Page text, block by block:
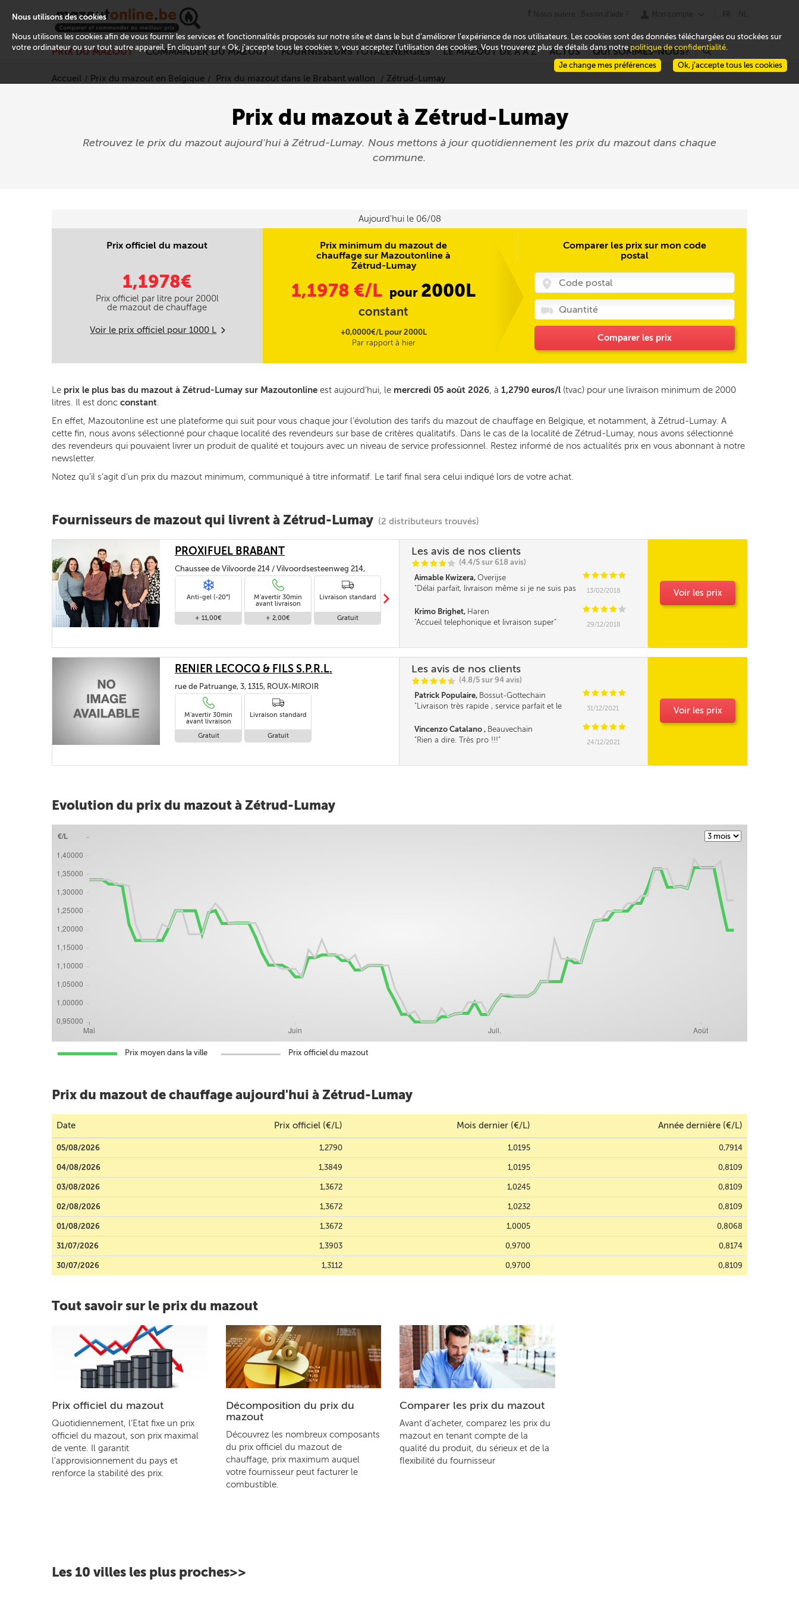
PRIX DU MAZOUT COMMANDER DU MAZOUT FOURNISSEURS TOTALENERGIES LE MAZOUT DE A À Z ACTUS QUI SOMMES-NOUS? r
Accueil Prix du mazout en Belgique Prix du mazout dans le Brabant wallon Zétrud-Lumay
Prix du mazout à Zétrud-Lumay
Retrouvez le prix du mazout aujourd'hui à Zétrud-Lumay. Nous mettons à jour quotidiennement les prix du mazout dans chaque
commune.
Aujourd'hui le 06/08
Prix officiel du mazout
1,1978€
Prix officiel par litre pour 2000l
de mazout de chauffage
Voir le prix officiel pour1000 L m
Prix minimum du mazout de
chauffage sur Mazoutonline à
Zétrud-Lumay
1,1978 €/L pour 2000L
constant
+0,0000€/L pour 2000L
Par rapport à hier
Comparer les prix sur mon code
postal
Comparer les prix
Le prix le plus bas du mazout à Zétrud-Lumay sur Mazoutonline est aujourd’hui, le mercredi 05 août 2026, à 1,2790 euros/l (tvac) pour une livraison minimum de 2000
litres. Il est donc constant.
En effet, Mazoutonline est une plateforme qui suit pour vous chaque jour l’évolution des tarifs du mazout de chauffage en Belgique, et notamment, à Zétrud-Lumay. A
cette fin, nous avons sélectionné pour chaque localité des revendeurs sur base de critères qualitatifs. Dans le cas de la localité de Zétrud-Lumay, nous avons sélectionné
des revendeurs qui pouvaient livrer un produit de qualité et toujours avec un niveau de service professionnel. Restez informé de nos actualités prix en vous abonnant à notre
newsletter.
Notez qu’il s’agit d’un prix du mazout minimum, communiqué à titre informatif. Le tarif final sera celui indiqué lors de votre achat.
Fournisseurs de mazout qui livrent à Zétrud-Lumay (2 distributeurs trouvés)
PROXIFUEL BRABANT
Chaussee de Vilvoorde 214 / Vilvoordsesteenweg 214,
1120, BRUXELLES / BRUSSEL
Anti-gel (-20°)
+ 11,00€
M'avertir 30min
avant livraison
+ 2,00€
Livraison standard
Gratuit
Gratuit
m
Les avis de nos clients
CCCC C (4.4/5 sur 618 avis)
Aimable Kwizera, Overijse CCCCC
Délai parfait, livraison même si je ne suis pas
13/02/2018
Krimo Brighet, Haren CCCC C
Accueil telephonique et livraison super
29/12/2018
Voir les prix
RENIER LECOCQ & FILS S.P.R.L.
rue de Patruange, 3, 1315, ROUX-MIROIR
M'avertir 30min
avant livraison
Gratuit
Livraison standard
Gratuit
Les avis de nos clients
CCCCi
@ (4.8/5 sur 94 avis)
Patrick Populaire, Bossut-Gottechain CCCCC
Livraison très rapide , service parfait et le
c'est le prix bas d'une bonne central d'achat , à
recommander . Merci ***
31/12/2021
Vincenzo Catalano , Beauvechain CCCCC
Rien a dire. Très pro !!!
24/12/2021
Voir les prix
Evolution du prix du mazout à Zétrud-Lumay
Prix moyen dans la ville Prix officiel du mazout
Prix du mazout de chauffage aujourd'hui à Zétrud-Lumay
Date Prix officiel (€/L) Mois dernier (€/L) Année dernière (€/L)
05/08/2026 1,2790 1,0195 0,7914
04/08/2026 1,3849 1,0195 0,8109
03/08/2026 1,3672 1,0245 0,8109
02/08/2026 1,3672 1,0232 0,8109
01/08/2026 1,3672 1,0005 0,8068
31/07/2026 1,3903 0,9700 0,8174
30/07/2026 1,3112 0,9700 0,8109
Tout savoir sur le prix du mazout
Prix officiel du mazout
Quotidiennement, l’Etat fixe un prix
officiel du mazout, son prix maximal
de vente. Il garantit
l’approvisionnement du pays et
renforce la stabilité des prix.
Décomposition du prix du
mazout
Découvrez les nombreux composants
du prix officiel du mazout de
chauffage, prix maximum auquel
votre fournisseur peut facturer le
combustible.
Comparer les prix du mazout
Avant d’acheter, comparez les prix du
mazout en tenant compte de la
qualité du produit, du sérieux et de la
flexibilité du fournisseur
Les 10 villes les plus proches>>
Nous utilisons des cookies
Nous utilisons les cookies afin de vous fournir les services et fonctionnalités proposés sur notre site et dans le but d’améliorer l’expérience de nos utilisateurs. Les cookies sont des données téléchargées ou stockées sur
votre ordinateur ou sur tout autre appareil. En cliquant sur « Ok, j’accepte tous les cookies », vous acceptez l’utilisation des cookies. Vous trouverez plus de détails dans notre politique de confidentialité.
Ok, j’accepte tous les cookies
Je change mes préférences